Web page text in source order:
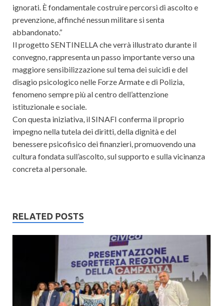
ignorati. È fondamentale costruire percorsi di ascolto e
prevenzione, affinché nessun militare si senta
abbandonato.”
Il progetto SENTINELLA che verrà illustrato durante il
convegno, rappresenta un passo importante verso una
maggiore sensibilizzazione sul tema dei suicidi e del
disagio psicologico nelle Forze Armate e di Polizia,
fenomeno sempre più al centro dell’attenzione
istituzionale e sociale.
Con questa iniziativa, il SINAFI conferma il proprio
impegno nella tutela dei diritti, della dignità e del
benessere psicofisico dei finanzieri, promuovendo una
cultura fondata sull’ascolto, sul supporto e sulla vicinanza
concreta al personale.
RELATED POSTS